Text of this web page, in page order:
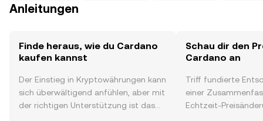
Anleitungen
Finde heraus, wie du Cardano
kaufen kannst
Der Einstieg in Kryptowährungen kann
sich überwältigend anfühlen, aber mit
der richtigen Unterstützung ist das
Schau dir den
Cardano an
Triff fundierte
einer
Echtzeit-